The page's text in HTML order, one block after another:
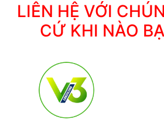
LIÊN HỆ VỚI
CỨ KHI NÀO